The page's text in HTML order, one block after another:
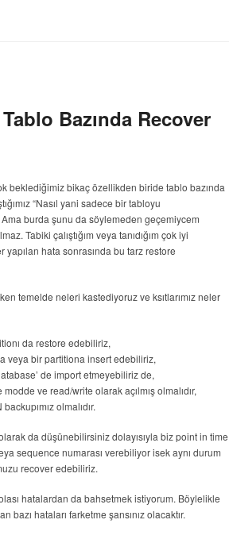
Bazında Recover
beklediğimiz bikaç özellikden biride tablo bazında
“Nasıl yani sadece bir tabloyu
burda şunu da söylemeden geçemiycem
Tabiki çalıştığım veya tanıdığım çok iyi
yapılan hata sonrasında bu tarz restore
temelde neleri kastediyoruz ve ksıtlarımız neler
da restore edebiliriz,
veya bir partitiona insert edebiliriz,
de import etmeyebiliriz de,
ve read/write olarak açılmış olmalıdır,
olmalıdır.
da düşünebilirsiniz dolayısıyla biz point in time
sequence numarası verebiliyor isek aynı durum
recover edebiliriz.
hatalardan da bahsetmek istiyorum. Böylelikle
hataları farketme şansınız olacaktır.